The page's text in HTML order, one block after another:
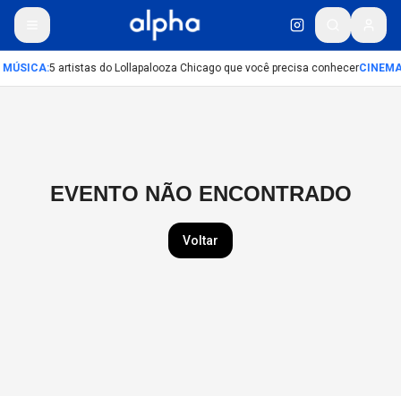
MÚSICA:5 artistas do Lollapalooza Chicago que você precisa conhecer
EVENTO NÃO ENCONTRADO
Voltar